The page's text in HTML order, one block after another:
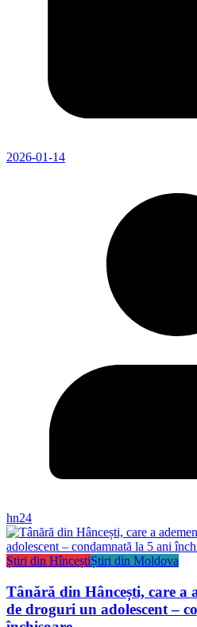
2026-01-14
hn24
Știri din HînceștiȘtiri din Moldova
Tânără din Hâncești, care a
de droguri un adolescent –